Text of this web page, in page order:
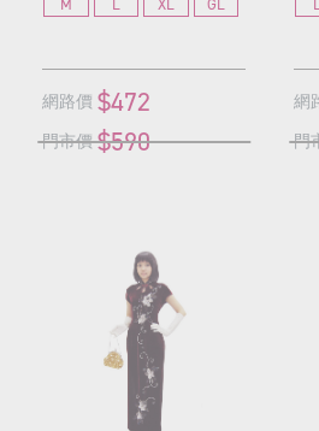
M L XL GL
網路價 $472
門市價 $590
網
門